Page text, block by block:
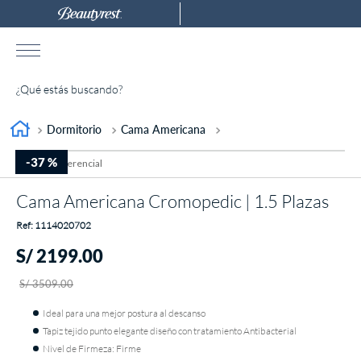
¿Qué estás buscando?
Dormitorio Cama Americana
-37 %
Cama Americana Cromopedic | 1.5 Plazas
: 1114020702
S/2199.00
S/3509.00
Ideal para una mejor postura al descanso
Tapiz tejido punto elegante diseño con tratamiento Antibacterial
Nivel de Firmeza: Firme
TÉRMINOS MÁS BUSCADOS
1.
almohada
2.
colchones drimer
3.
ventus
5.
cromopedic
protector
actibio